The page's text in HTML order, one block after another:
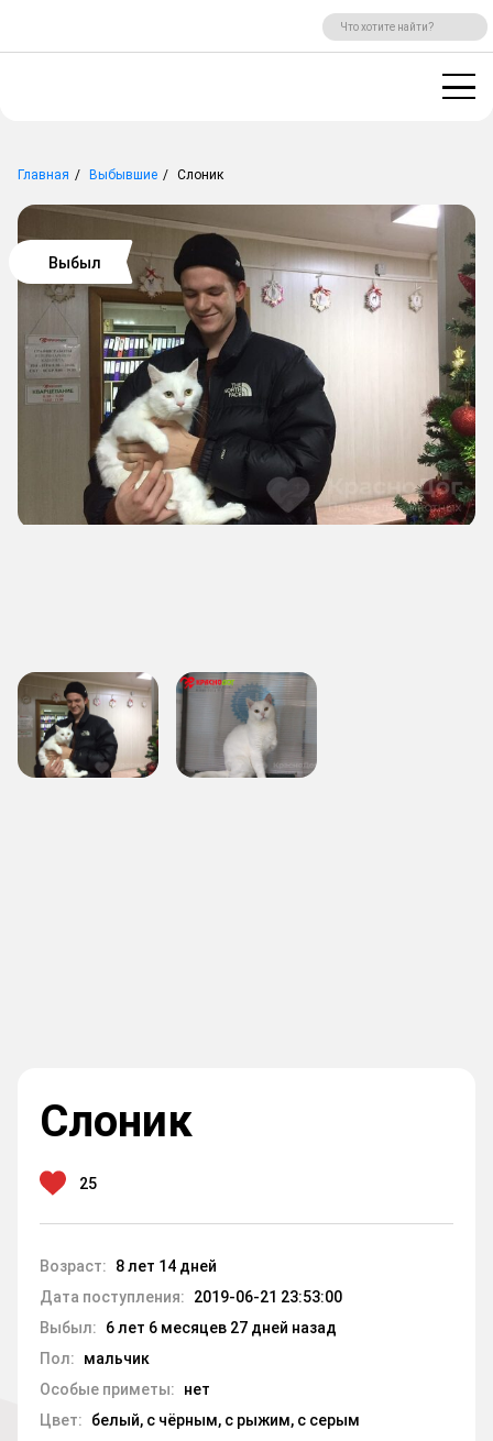
РЕГИСТРАЦИЯ
Главная Выбывшие Слоник
Выбыл
Слоник
25
Возраст:
8 лет 14 дней
Дата поступления:
2019-06-21 23:53:00
Выбыл:
6 лет 6 месяцев 27 дней назад
Пол:
мальчик
Особые приметы:
нет
Цвет:
белый, с чёрным, с рыжим, с серым